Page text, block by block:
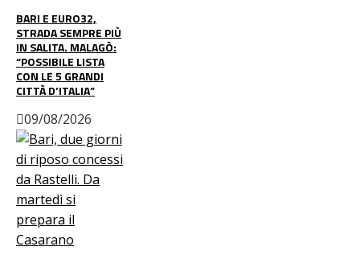
BARI E EURO32,
STRADA SEMPRE PIÙ
IN SALITA. MALAGÒ:
“POSSIBILE LISTA
CON LE 5 GRANDI
CITTÀ D’ITALIA”
09/08/2026